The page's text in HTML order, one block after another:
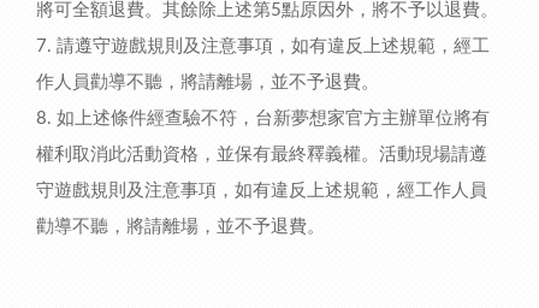
將可全額退費。其餘除上述第5點原因外，將不予以退費。
7. 請遵守遊戲規則及注意事項，如有違反上述規範，經工
作人員勸導不聽，將請離場，並不予退費。
8. 如上述條件經查驗不符，台新夢想家官方主辦單位將有
權利取消此活動資格，並保有最終釋義權。活動現場請遵
守遊戲規則及注意事項，如有違反上述規範，經工作人員
勸導不聽，將請離場，並不予退費。